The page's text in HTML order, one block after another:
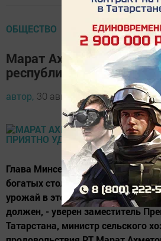
ОБЩЕСТВО
Марат Ахметов: В этом
республику приятно
автор, 30 августа 2017 - 16:37
Глава Минсельхозпрода РТ
богатых столов и процветания.
урожай в этом году республику
должен, - уверен заместитель
Татарстана, министр сельского